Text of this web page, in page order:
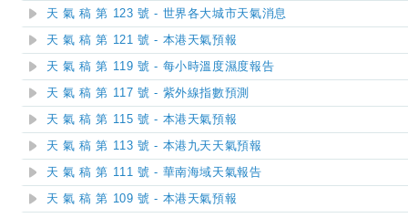
天 氣 稿 第 123 號 - 世界各大城市天氣消息
天 氣 稿 第 121 號 - 本港天氣預報
天 氣 稿 第 119 號 - 每小時溫度濕度報告
天 氣 稿 第 117 號 - 紫外線指數預測
天 氣 稿 第 115 號 - 本港天氣預報
天 氣 稿 第 113 號 - 本港九天天氣預報
天 氣 稿 第 111 號 - 華南海域天氣報告
天 氣 稿 第 109 號 - 本港天氣預報